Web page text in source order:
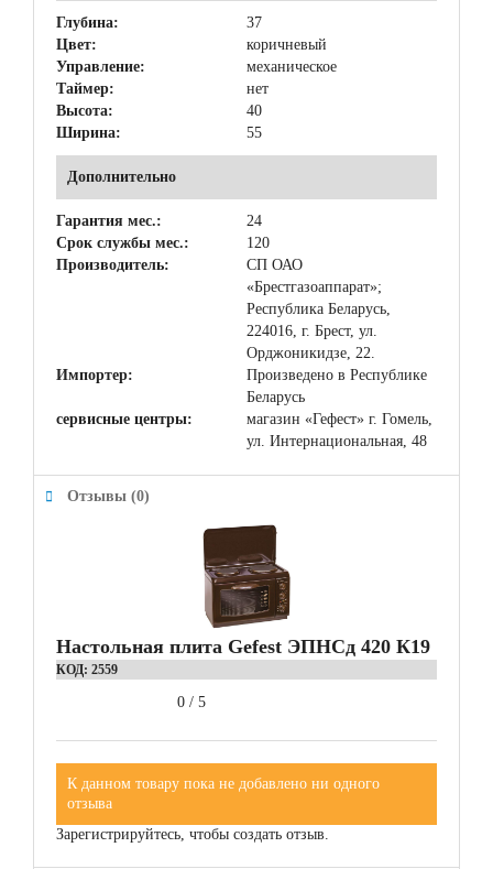
Глубина:
37
Цвет:
коричневый
Управление:
механическое
Таймер:
нет
Высота:
40
Ширина:
55
Дополнительно
Гарантия мес.:
24
Срок службы мес.:
120
Производитель:
СП ОАО
«Брестгазоаппарат»;
Республика Беларусь,
224016, г. Брест, ул.
Орджоникидзе, 22.
Импортер:
Произведено в Республике
Беларусь
сервисные центры:
магазин «Гефест» г. Гомель,
ул. Интернациональная, 48
Отзывы (0)
Настольная плита Gefest ЭПНСд 420 К19
КОД: 2559
0 / 5
К данном товару пока не добавлено ни одного
отзыва
Зарегистрируйтесь, чтобы создать отзыв.